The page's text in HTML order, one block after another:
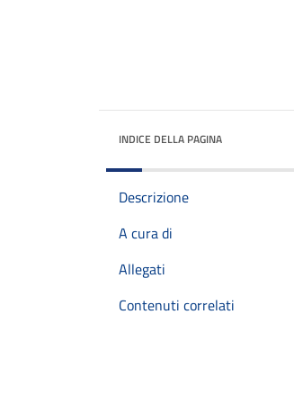
INDICE DELLA PAGINA
Descrizione
A cura di
Allegati
Contenuti correlati